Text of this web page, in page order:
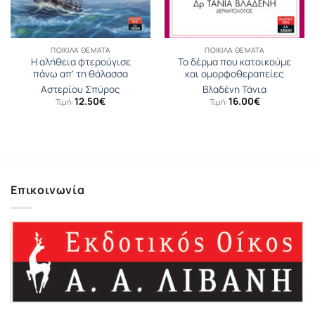
ΠΟΙΚΊΛΑ ΘΈΜΑΤΑ
Η αλήθεια φτερούγισε
πάνω απ’ τη θάλασσα
Αστερίου Σπύρος
Τιμή: 12.50€
ΠΟΙΚΊΛΑ ΘΈΜΑΤΑ
Το δέρμα που κατοικούμε
και ομορφοθεραπείες
Βλαδένη Τάνια
Τιμή: 16.00€
Επικοινωνία